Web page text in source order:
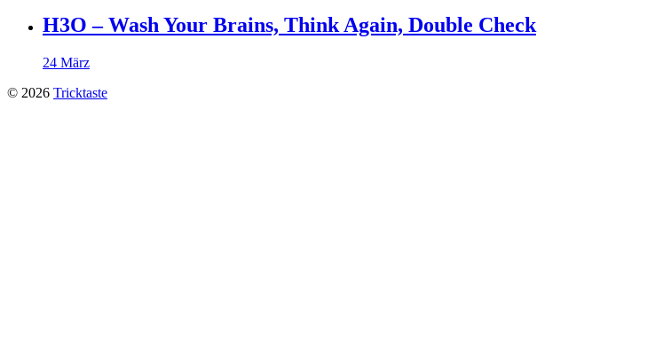
H3O – Wash Your Brains, Think Again, Double Check
24 März
© 2026 Tricktaste